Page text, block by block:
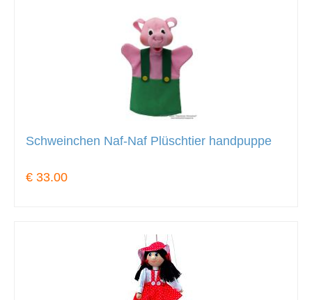
Schweinchen Naf-Naf Plüschtier handpuppe
€ 33.00